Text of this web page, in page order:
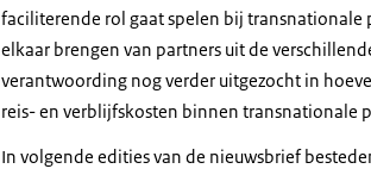
faciliterende rol gaat spelen bij transnationale
elkaar brengen van partners uit de
verantwoording nog verder uitgezocht in
reis- en verblijfskosten binnen transnationale
In volgende edities van de nieuwsbrief